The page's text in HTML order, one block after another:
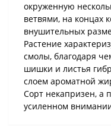
окруженную
ветвями, на концах
внушительных
Растение
смолы, благодаря
шишки и листья
слоем ароматной
Сорт некапризен, а
усиленном